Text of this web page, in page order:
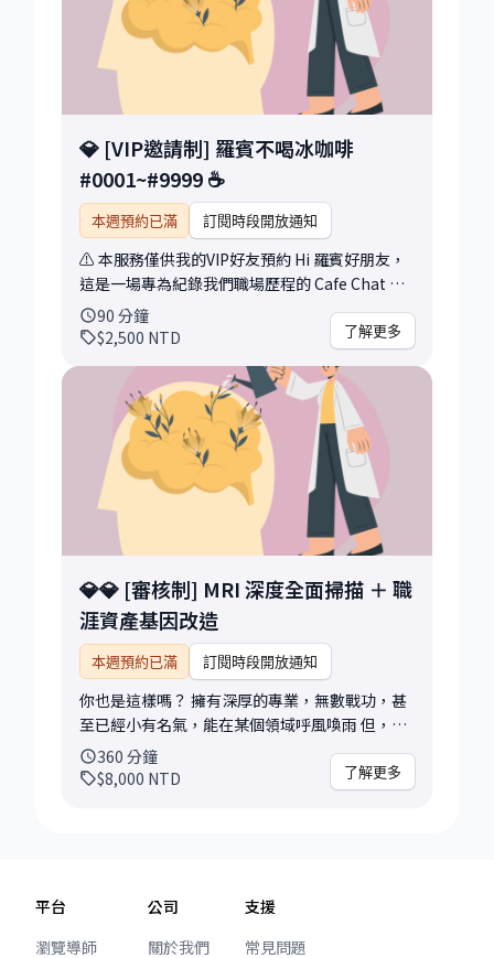
轉職諮詢 - 職涯方向不明、考慮轉職或轉產業、
需要專業輔導 自我成長 - 新技能發展、學習路線
規劃、個人職涯定位 心態調整 - 建立自己的「職
涯莊園」，讓機會自動找上門！ 📝 60 分鐘後你
將帶走： [問診報告] 對你現況的專業觀察與重點
診斷 [強效藥方] 短期、快速的行動建議，跨越當
前的關卡 [轉診建議] 長期、根本的策略方案，尋
找適合的職涯嚮導 現在就預約 60 分鐘，讓我們
一起完成Level 1(L1)的整裝，出發到下個目的
地。 by the way, 如果你準備踏入軟體領域，或已
經擁有專案經理、產品經理、軟體工程師、系統
分析師、網頁設計師....的經歷， 卻仍常常卡關，
那你千萬不要錯過這場面談！
💎 [VIP邀請制] 羅賓不喝冰咖啡
#0001~#9999 ☕
本週預約已滿 訂閱時段開放通知
⚠️ 本服務僅供我的VIP好友預約 Hi 羅賓好朋友，
這是一場專為紀錄我們職場歷程的 Cafe Chat 歡
迎參考請近期發布的系列文章
https://www.linkedin.com/pulse/羅賓不喝冰咖
啡-cafe-chat-0030-32-riva-robin-hsu-bb0tc/
https://www.linkedin.com/pulse/羅賓不喝冰咖
啡-cafe-chat-0028-29-melanie-robin-hsu-
rih6c/ https://www.linkedin.com/pulse/羅賓不
喝冰咖啡-cafe-chat-0027-師凡-robin-hsu-
prhwc/ https://www.linkedin.com/pulse/羅賓
不喝冰咖啡-cafe-chat-0026-wendy-robin-
hsu-5tuic/ https://www.linkedin.com/pulse/羅
賓不喝冰咖啡-cafe-chat-0025-eric-robin-hsu-
pmzlc/ https://www.linkedin.com/pulse/羅賓
不喝冰咖啡-cafe-chat-0024-chrissy-robin-
hsu-1hbrc/ 希望透過我們的分享，可以分享給更
多人 希望透過我們的連結，可以連結到更多人 溫
馨提醒： .時間 : 你一定有我的聯繫方式，請記得
先找我確認 .地點 : 希望是咖啡除了不喝冰咖啡，
約那邊都可以 LinkedIn 是我們的 Cafe City
Cheers ! 敬每一個精彩的連結，我們咖啡見 ☕
90 分鐘
$2,500 NTD 了解更多
💎💎 [審核制] MRI 深度全面掃描 ＋ 職
涯資產基因改造
本週預約已滿 訂閱時段開放通知
你也是這樣嗎？ 擁有深厚的專業，無數戰功，甚
至已經小有名氣，能在某個領域呼風喚雨 但，卻
沒有人看見你的真正價值，還在「排隊掛號」等
面試，而不是「機會主動找上你」。 大多數的頂
級職缺，從來沒有出現在求職網站上，它們在
歷改造 審視你的過往經歷，挖出用人主管眼中的
賣點，深度將你的 Profile 進行醫美級重塑。 第
二階段：經營 LinkedIn 不用擔心文筆。我會教你
360 分鐘
$8,000 NTD 了解更多
平台
瀏覽導師
公司
關於我們
支援
常見問題